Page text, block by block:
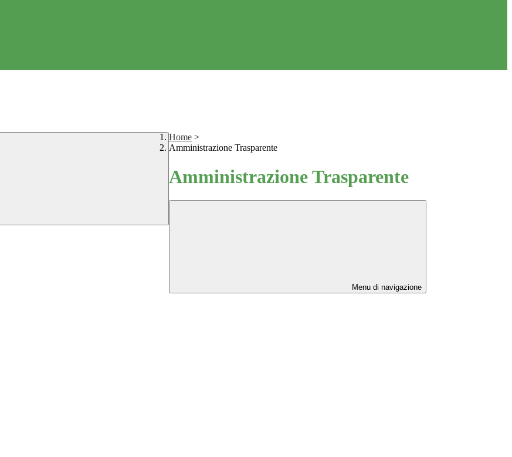
Home >
Amministrazione Trasparente
Amministrazione Trasparente
Menu di navigazione